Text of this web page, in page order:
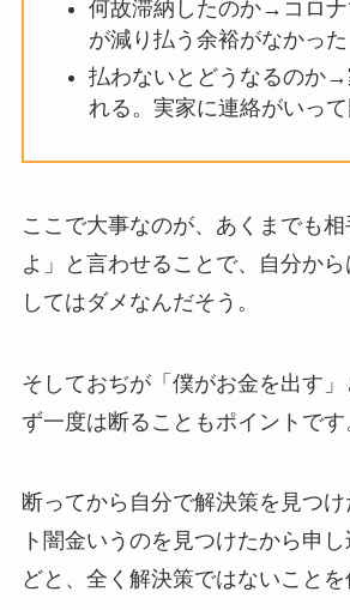
何故滞納したのか→コロ
が減り払う余裕がなかった
払わないとどうなるのか→
れる。実家に連絡がいっ
ここで大事なのが、あくまでも
よ」と言わせることで、自分か
してはダメなんだそう。
そしておぢが「僕がお金を出す
ず一度は断ることもポイントです
断ってから自分で解決策を見つ
ト闇金いうのを見つけたから申
どと、全く解決策ではないことを